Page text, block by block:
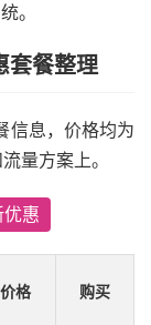
。
餐整理
信息，价格均为
量方案上。
惠
价格 购买